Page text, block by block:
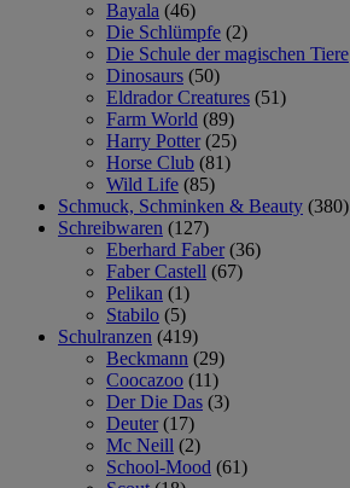
Bayala (46)
Die Schlümpfe (2)
Die Schule der magischen Tiere
Dinosaurs (50)
Eldrador Creatures (51)
Farm World (89)
Harry Potter (25)
Horse Club (81)
Wild Life (85)
Schmuck, Schminken & Beauty (380)
Schreibwaren (127)
Eberhard Faber (36)
Faber Castell (67)
Pelikan (1)
Stabilo (5)
Schulranzen (419)
Beckmann (29)
Coocazoo (11)
Der Die Das (3)
Deuter (17)
Mc Neill (2)
School-Mood (61)